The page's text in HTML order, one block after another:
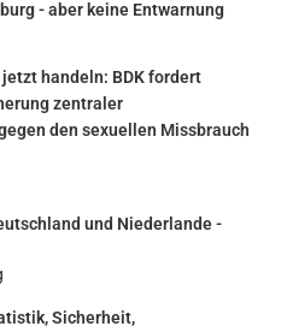
- aber keine Entwarnung
handeln: BDK fordert
zentraler
den sexuellen Missbrauch
und Niederlande -
Sicherheit,